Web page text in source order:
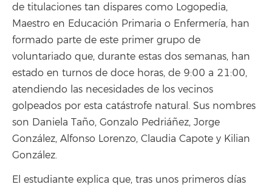
de titulaciones tan dispares como Logopedia,
Maestro en Educación Primaria o Enfermería, han
formado parte de este primer grupo de
voluntariado que, durante estas dos semanas, han
estado en turnos de doce horas, de 9:00 a 21:00,
atendiendo las necesidades de los vecinos
golpeados por esta catástrofe natural. Sus nombres
son Daniela Taño, Gonzalo Pedriáñez, Jorge
González, Alfonso Lorenzo, Claudia Capote y Kilian
González.
El estudiante explica que, tras unos primeros días